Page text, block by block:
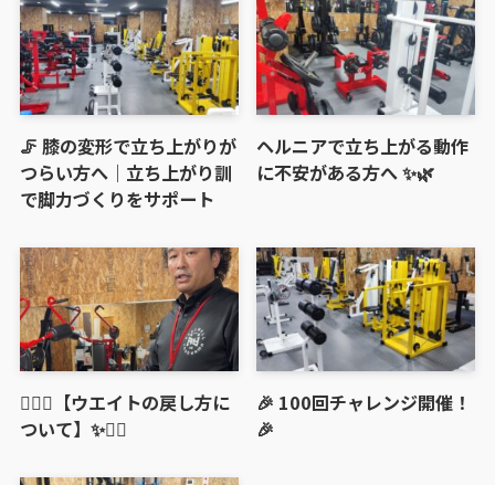
🦵 膝の変形で立ち上がりが
つらい方へ｜立ち上がり訓
で脚力づくりをサポート
ヘルニアで立ち上がる動作
に不安がある方へ ✨🌿
🏋️‍♀️✨【ウエイトの戻し方に
ついて】✨🏋️‍♂️
🎉 100回チャレンジ開催！
🎉